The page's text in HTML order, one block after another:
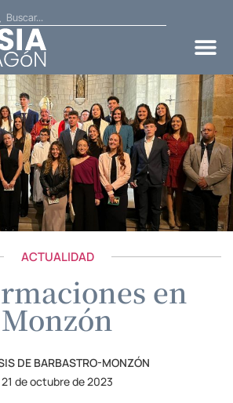
ACTUALIDAD
en
Monzón
DE BARBASTRO-MONZÓN
21 de octubre de 2023